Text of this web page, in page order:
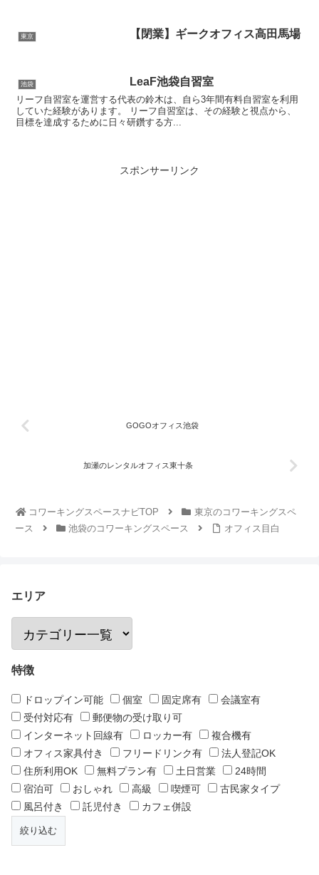
東京 【閉業】ギークオフィス高田馬場
池袋 LeaF池袋自習室
リーフ自習室を運営する代表の鈴木は、自ら3年間有料自習室を利用
していた経験があります。 リーフ自習室は、その経験と視点から、
目標を達成するために日々研鑽する方...
スポンサーリンク
GOGOオフィス池袋
加瀬のレンタルオフィス東十条
コワーキングスペースナビTOP
東京のコワーキングスペ
ース
池袋のコワーキングスペース オフィス目白
エリア
特徴
ドロップイン可能 個室 固定席有
会議室有
受付対応有
郵便物の受け取り可
インターネット回線有
ロッカー有
複合機有
オフィス家具付き
フリードリンク有
法人登記OK
住所利用OK
無料プラン有 土日営業
24時間
宿泊可
おしゃれ 高級 喫煙可
古民家タイプ
風呂付き
託児付き カフェ併設